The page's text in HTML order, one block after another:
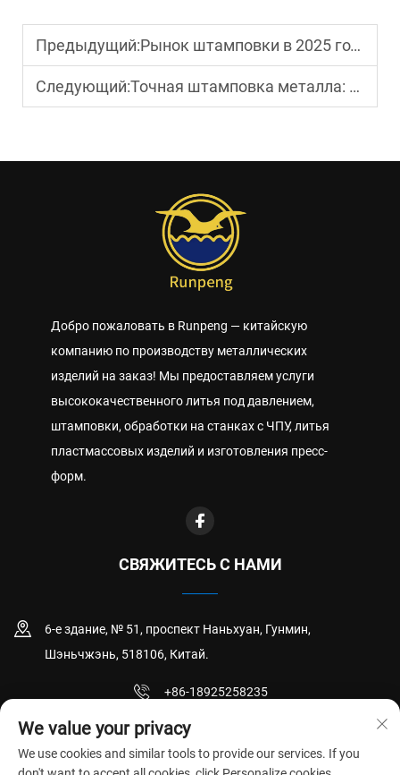
Предыдущий:Рынок штамповки в 2025 году: сдвиги спроса по регионам и возможности для поставщиков
Следующий:Точная штамповка металла: применение контроля допусков и обеспечение качества
Добро пожаловать в Runpeng — китайскую
компанию по производству металлических
изделий на заказ! Мы предоставляем услуги
высококачественного литья под давлением,
штамповки, обработки на станках с ЧПУ, литья
пластмассовых изделий и изготовления пресс-
форм.
СВЯЖИТЕСЬ С НАМИ
6-е здание, № 51, проспект Наньхуан, Гунмин,
Шэньчжэнь, 518106, Китай.
+86-18925258235
[email protected]
We value your privacy
We use cookies and similar tools to provide our services. If you